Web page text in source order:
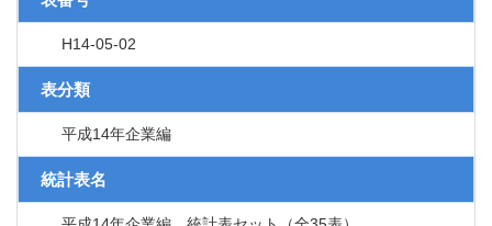
H14-05-02
表分類
平成14年企業編
統計表名